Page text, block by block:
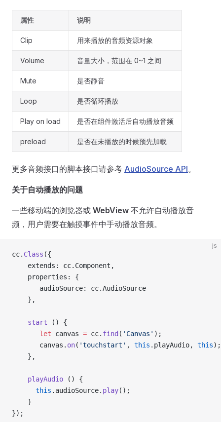
属性 说明
Clip 用来播放的音频资源对象
Volume 音量大小，范围在 0~1 之间
Mute 是否静音
Loop 是否循环播放
Play on load 是否在组件激活后自动播放音频
preload 是否在未播放的时候预先加载
更多音频接口的脚本接口请参考 AudioSource API。
关于自动播放的问题
一些移动端的浏览器或 WebView 不允许自动播放音
频，用户需要在触摸事件中手动播放音频。
js
cc. Class ({
    extends: cc.Component,
    properties: {
       audioSource: cc.AudioSource
    },
    start
() {
       let
canvas = cc. find ( 'Canvas' );
       canvas.
on( 'touchstart' , this .playAudio, this);
    },
    playAudio
() {
      this
.audioSource. play();
    }
});